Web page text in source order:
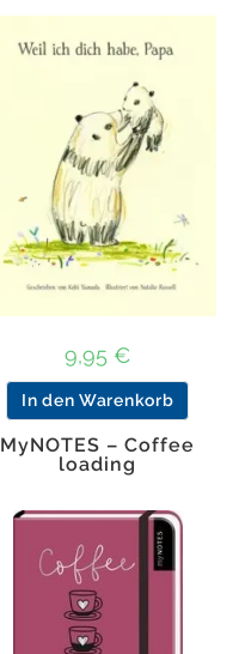
9,95 €
In den Warenkorb
MyNOTES – Coffee
loading